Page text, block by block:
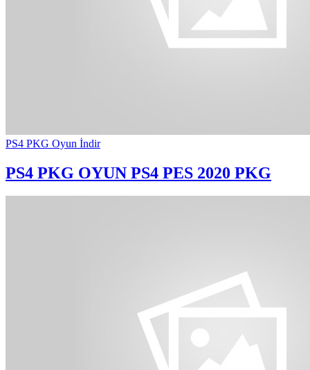
PS4 PKG Oyun İndir
PS4 PKG OYUN PS4 PES 2020 PKG